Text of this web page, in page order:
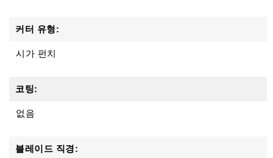
커터 유형:
시가 펀치
코팅:
없음
블레이드 직경: